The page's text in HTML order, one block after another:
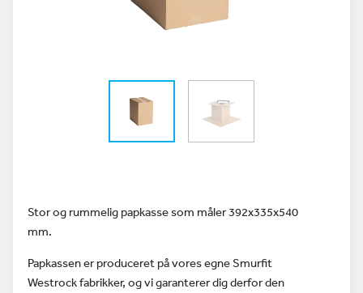
Stor og rummelig papkasse som måler 392x335x540
mm.
Papkassen er produceret på vores egne Smurfit
Westrock fabrikker, og vi garanterer dig derfor den